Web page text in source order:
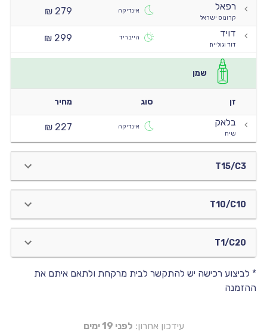
רפאל
קרונוס ישראל
אינדיקה
279 ₪
דויד
דוד וגוליית
הייבריד 299 ₪
שמן
זן סוג מחיר
בלאק
שיח
אינדיקה 227 ₪
T15/C3
T10/C10
T1/C20
* לביצוע רכישה יש להתקשר לבית מרקחת ולתאם איתם את
ההזמנה
עידכון אחרון: לפני 19 ימים